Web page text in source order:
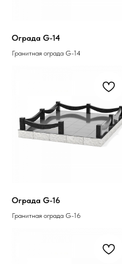
Ограда G-14
Гранитная ограда G-14
Ограда G-16
Гранитная ограда G-16